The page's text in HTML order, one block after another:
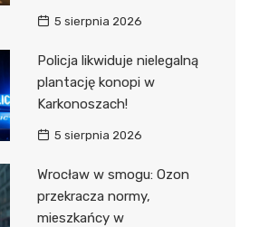
5 sierpnia 2026
Policja likwiduje nielegalną
plantację konopi w
Karkonoszach!
5 sierpnia 2026
Wrocław w smogu: Ozon
przekracza normy,
mieszkańcy w